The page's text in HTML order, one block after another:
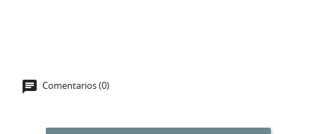
Comentarios (0)